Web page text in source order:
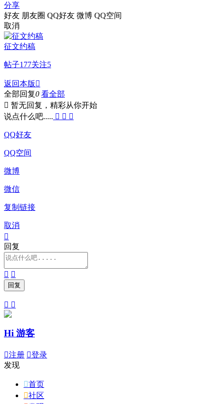
分享
好友 朋友圈 QQ好友 微博 QQ空间
取消
征文约稿
帖子177关注5
返回本版 
全部回复0 看全部
 暂无回复，精彩从你开始
说点什么吧.....   
QQ好友
QQ空间
微博
微信
复制链接
取消

回复
 
 
Hi 游客
注册 登录
发现
首页
社区